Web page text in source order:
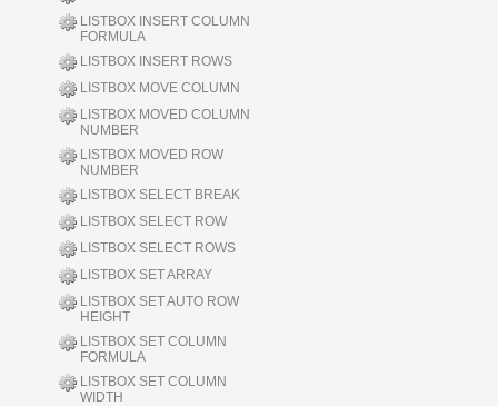
LISTBOX INSERT COLUMN
FORMULA
LISTBOX INSERT ROWS
LISTBOX MOVE COLUMN
LISTBOX MOVED COLUMN
NUMBER
LISTBOX MOVED ROW
NUMBER
LISTBOX SELECT BREAK
LISTBOX SELECT ROW
LISTBOX SELECT ROWS
LISTBOX SET ARRAY
LISTBOX SET AUTO ROW
HEIGHT
LISTBOX SET COLUMN
FORMULA
LISTBOX SET COLUMN
WIDTH